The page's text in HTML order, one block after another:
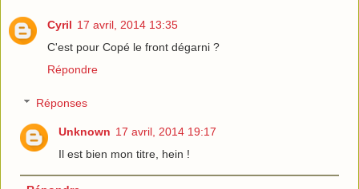
Cyril 17 avril, 2014 13:35
C'est pour Copé le front dégarni ?
Répondre
Réponses
Unknown 17 avril, 2014 19:17
Il est bien mon titre, hein !